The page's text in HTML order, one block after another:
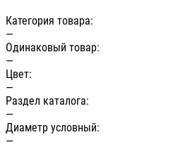
Категория товара:
—
Одинаковый товар:
—
Цвет:
—
Раздел каталога:
—
Диаметр условный:
—